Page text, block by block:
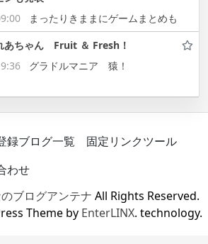
まったりきままにゲームまとめも
あちゃん Fruit ＆ Fresh！
グラドルマニア 猿！
録ブログ一覧
固定リンクツール
わせ
ブログアンテナ All Rights Reserved.
Theme by EnterLINX. technology.